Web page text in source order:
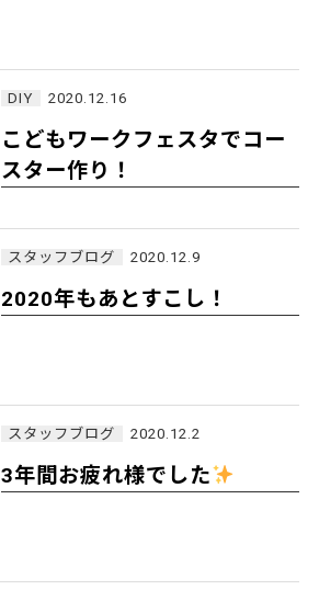
DIY 2020.12.16
こどもワークフェスタでコー
スター作り！
スタッフブログ 2020.12.9
2020年もあとすこし！
スタッフブログ 2020.12.2
3年間お疲れ様でした